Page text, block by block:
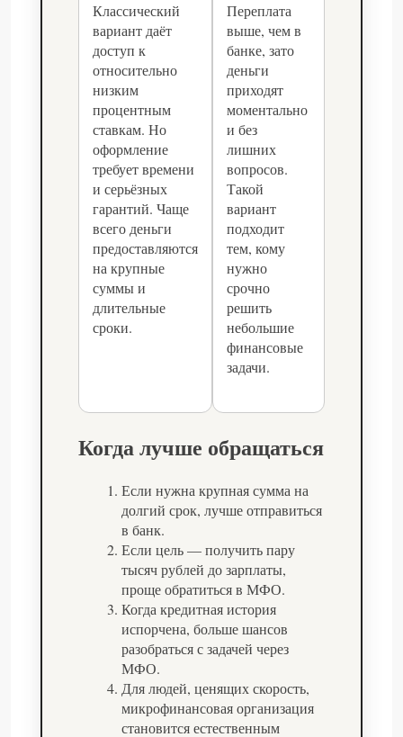
Классический
вариант даёт
доступ к
относительно
низким
процентным
ставкам. Но
оформление
требует времени
и серьёзных
гарантий. Чаще
всего деньги
предоставляются
на крупные
суммы и
длительные
сроки.
Переплата
выше, чем в
банке, зато
деньги
приходят
моментально
и без
лишних
вопросов.
Такой
вариант
подходит
тем, кому
нужно
срочно
решить
небольшие
финансовые
задачи.
Когда лучше обращаться
Если нужна крупная сумма на
долгий срок, лучше отправиться
в банк.
Если цель — получить пару
тысяч рублей до зарплаты,
проще обратиться в МФО.
Когда кредитная история
испорчена, больше шансов
разобраться с задачей через
МФО.
Для людей, ценящих скорость,
микрофинансовая организация
становится естественным